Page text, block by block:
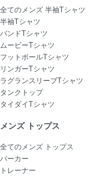
全てのメンズ 半袖Tシャツ
半袖Tシャツ
バンドTシャツ
ムービーTシャツ
フットボールTシャツ
リンガーTシャツ
ラグランスリーブTシャツ
タンクトップ
タイダイTシャツ
メンズ トップス
全てのメンズ トップス
パーカー
トレーナー